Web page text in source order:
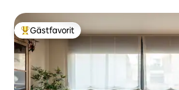
Populär gästfavorit
Gästfavorit